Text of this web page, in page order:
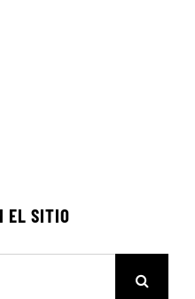
EL SITIO